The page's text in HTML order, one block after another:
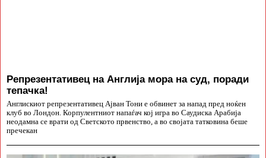
Репрезентативец на Англија мора на суд, поради
тепачка!
Англискиот репрезентативец Ајван Тони е обвинет за напад пред ноќен
клуб во Лондон. Корпулентниот напаѓач кој игра во Саудиска Арабија
неодамна се врати од Светското првенство, а во својата татковина беше
пречекан